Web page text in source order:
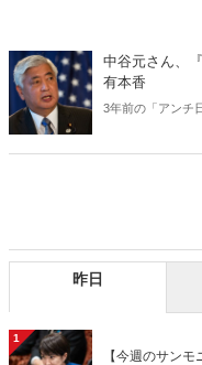
中谷元さん、
有本香
3年前の「アンチ
驚いたのは、そ
ていたことであ
昨日
1
【今週のサン